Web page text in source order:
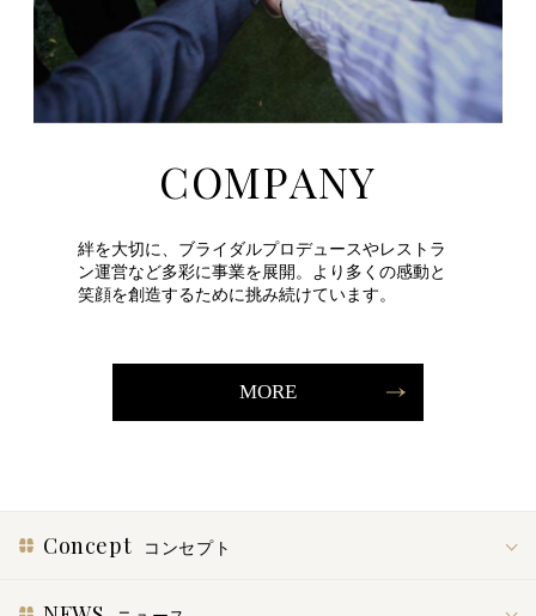
COMPANY
絆を大切に、ブライダルプロデュースやレストラ
ン運営など多彩に事業を展開。より多くの感動と
笑顔を創造するために挑み続けています。
MORE
Concept コンセプト